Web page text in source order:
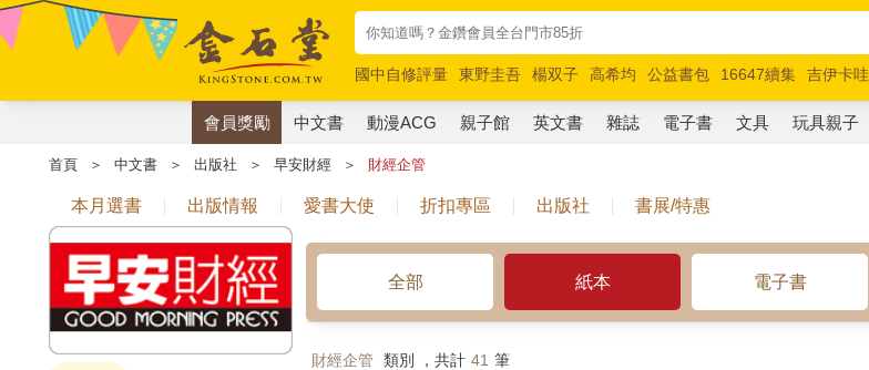
國中自修評量 東野圭吾 楊双子 高希均 公益書包 16647續集 吉伊卡哇
唯紅花綻放
奧德賽 路邊攤新作 馬斯克 玩具總動員5 超慢跑
會員獎勵 中文書 動漫ACG 親子館 英文書 雜誌 電子書 文具 玩具親子
首頁 ＞ 中文書 ＞ 出版社 ＞ 早安財經 ＞ 財經企管
本月選書 出版情報 愛書大使 折扣專區 出版社 書展/特惠
全部 紙本 電子書
財經企管 類別 ，共計 41 筆